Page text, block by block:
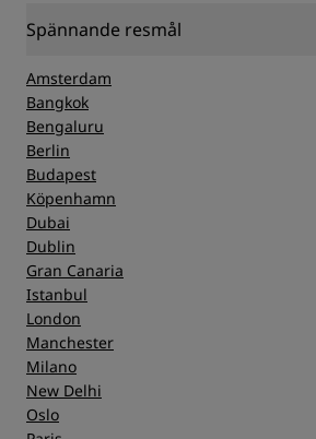
Spännande resmål
Amsterdam
Bangkok
Bengaluru
Berlin
Budapest
Köpenhamn
Dubai
Dublin
Gran Canaria
Istanbul
London
Manchester
Milano
New Delhi
Oslo